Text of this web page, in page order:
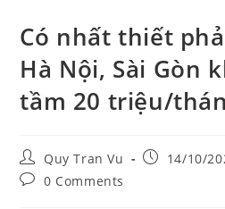
Có nhất thiết
Hà Nội, Sài Gòn
tầm 20 triệu/
Post
author:
Quy Tran Vu
Post14/10/
Post0 Comments